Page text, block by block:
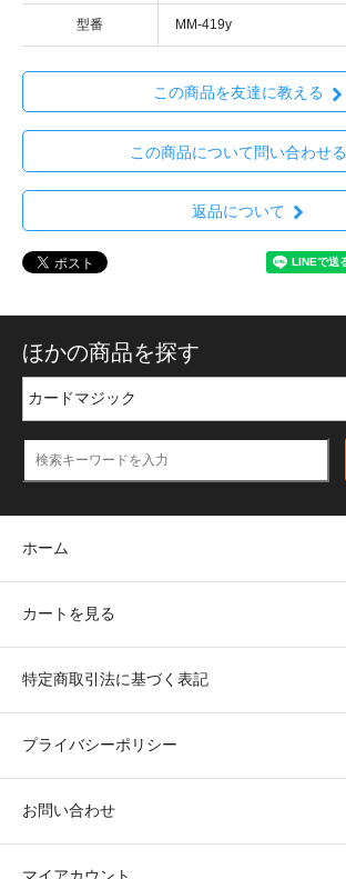
型番 MM-419y
この商品を友達に教える
この商品について問い合わせる
返品について
ほかの商品を探す
ホーム
カートを見る
特定商取引法に基づく表記
プライバシーポリシー
お問い合わせ